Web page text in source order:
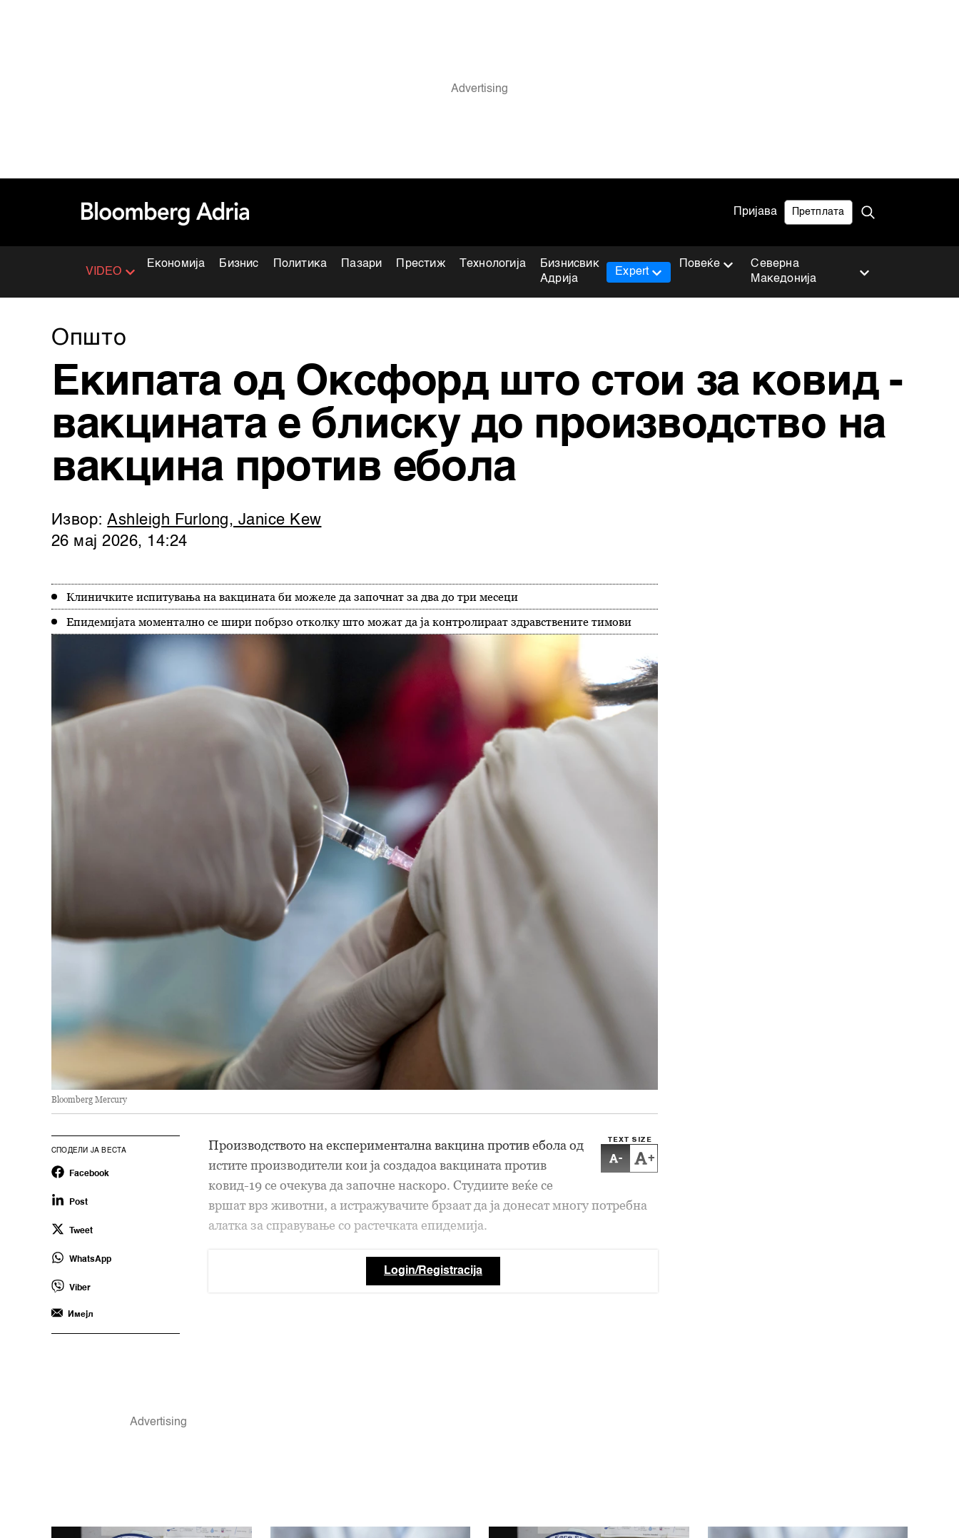
Пријава Претплата
VIDEO
Економија Бизнис Политика Пазари Престиж Технологија
Бизнисвик
Адрија
Северна
Македонија
Expert
Повеќе
Општо
Екипата од Оксфорд што стои за ковид -
вакцината е блиску до производство на
вакцина против ебола
Извор:Ashleigh Furlong, Janice Kew
26 мај 2026, 14:24
Клиничките испитувања на вакцината би можеле да започнат за два до три месеци
Епидемијата моментално се шири побрзо отколку што можат да ја контролираат здравствените тимови
Bloomberg Mercury
СПОДЕЛИ ЈА ВЕСТА
Facebook
Post
Tweet
WhatsApp
Viber
Имејл
TEXT SIZE
- +
Производството на експериментална вакцина против ебола од
истите производители кои ја создадоа вакцината против
ковид-19 се очекува да започне наскоро. Студиите веќе се
вршат врз животни, а истражувачите брзаат да ја донесат многу потребна
алатка за справување со растечката епидемија.
Login/Registracija